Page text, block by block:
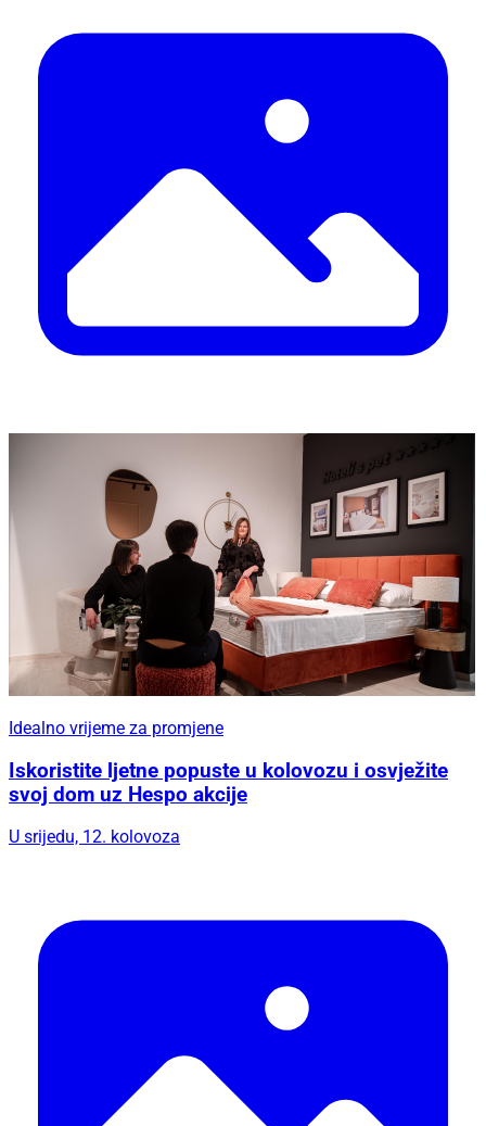
Idealno vrijeme za promjene
Iskoristite ljetne popuste u kolovozu i osvježite
svoj dom uz Hespo akcije
U srijedu, 12. kolovoza